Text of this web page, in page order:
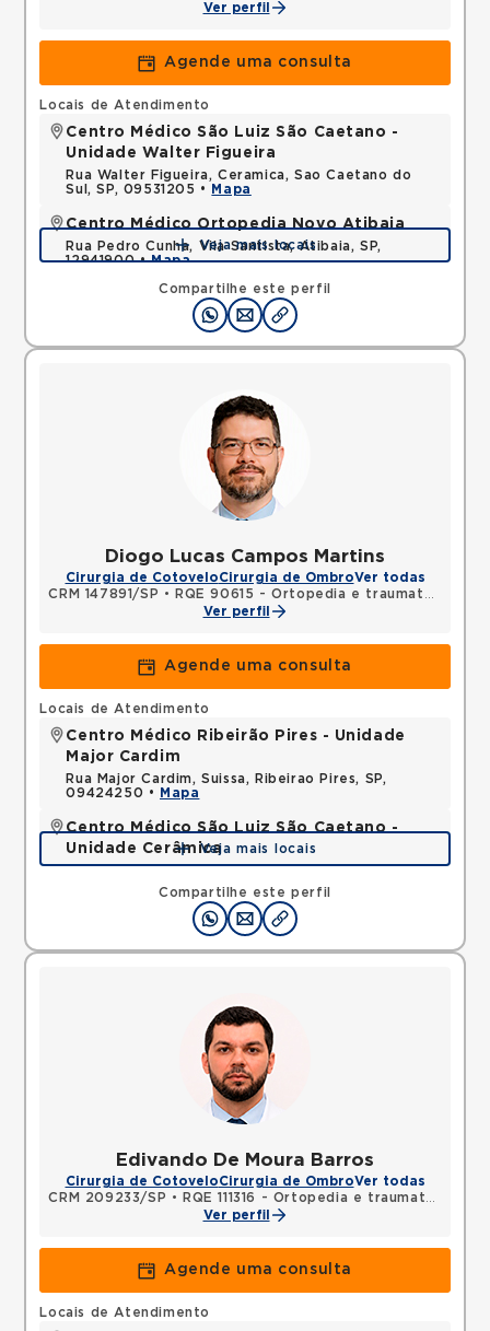
Ver perfil
Agende uma consulta
Compartilhe este perfil
Locais de Atendimento
Centro Médico São Luiz São Caetano -
Unidade Walter Figueira
Rua Walter Figueira, Ceramica, Sao Caetano do
Sul, SP, 09531205 •
Mapa
Centro Médico Ortopedia Novo Atibaia
Rua Pedro Cunha, Vila Santista, Atibaia, SP,
12941900 •Mapa
Veja mais locais
Diogo Lucas Campos Martins
Cirurgia de CotoveloCirurgia de OmbroVer todas
CRM 147891/SP •
RQE 90615 - Ortopedia e traumatologia
Ver perfil
Agende uma consulta
Compartilhe este perfil
Locais de Atendimento
Centro Médico Ribeirão Pires - Unidade
Major Cardim
Rua Major Cardim, Suissa, Ribeirao Pires, SP,
09424250 •
Mapa
Centro Médico São Luiz São Caetano -
Unidade Cerâmica
Alameda Caulim, Ceramica, Sao Caetano do Sul,
SP, 09531195 •
Veja mais locais
Edivando De Moura Barros
Cirurgia de CotoveloCirurgia de OmbroVer todas
CRM 209233/SP •
RQE 111316 - Ortopedia e traumatologia
Ver perfil
Agende uma consulta
Locais de Atendimento